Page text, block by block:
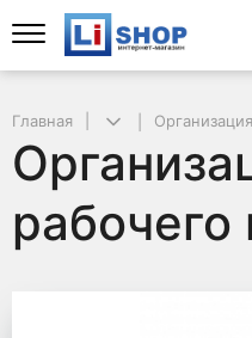
Главная
рабочего